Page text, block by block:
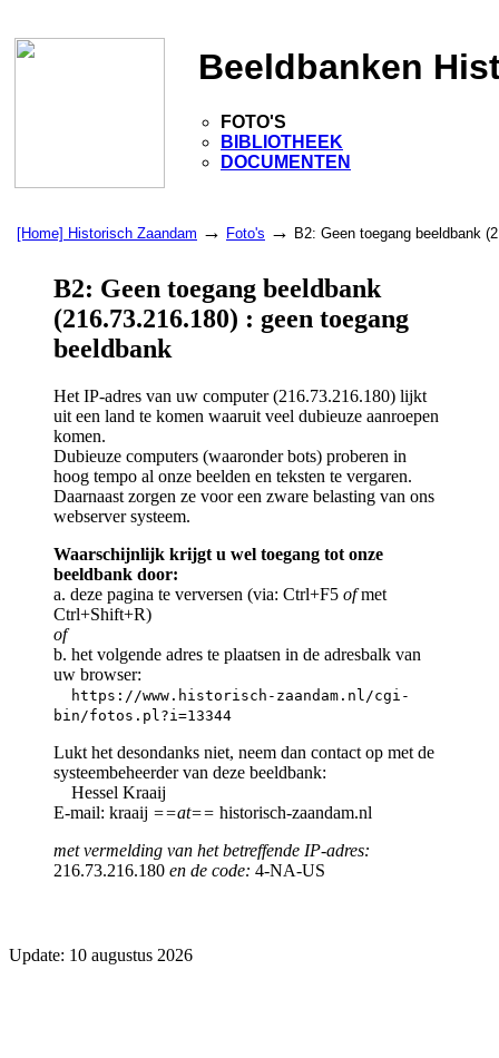
Beeldbanken
FOTO'S
BIBLIOTHEEK
DOCUMENTEN
[Home] Historisch Zaandam → Foto's → B2: Geen toegang beeldbank
B2: Geen toegang beeldbank
(216.73.216.180) : geen toegang
beeldbank
Het IP-adres van uw computer (216.73.216.180) lijkt
uit een land te komen waaruit veel dubieuze aanroepen
komen.
Dubieuze computers (waaronder bots) proberen in
hoog tempo al onze beelden en teksten te vergaren.
Daarnaast zorgen ze voor een zware belasting van ons
webserver systeem.
Waarschijnlijk krijgt u wel toegang tot onze
beeldbank door:
a. deze pagina te verversen (via: Ctrl+F5 ofmet
Ctrl+Shift+R)
of
b. het volgende adres te plaatsen in de adresbalk van
uw browser:
https://www.historisch-zaandam.nl/cgi-
bin/fotos.pl?i=13344
Lukt het desondanks niet, neem dan contact op met de
systeembeheerder van deze beeldbank:
Hessel Kraaij
E-mail: kraaij ==at== historisch-zaandam.nl
met vermelding van het betreffende IP-adres:
216.73.216.180 en de code: 4-NA-US
Update: 10 augustus 2026